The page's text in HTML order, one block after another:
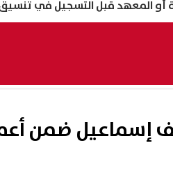
التسجيل في تنسيق 2026؟